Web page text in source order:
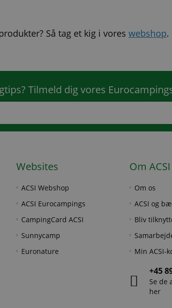
Så tag et kig i vores webshop.
Tilmeld dig vores
Websites
ACSI Webshop
ACSI Eurocampings
CampingCard ACSI
Sunnycamp
Euronature
Om ACSI
Om os
ACSI og
Bliv
Min ACSI-
+45
Se de
her